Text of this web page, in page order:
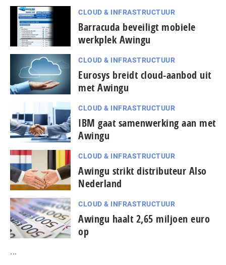
CLOUD & INFRASTRUCTUUR
Barracuda beveiligt mobiele
werkplek Awingu
CLOUD & INFRASTRUCTUUR
Eurosys breidt cloud-aanbod uit
met Awingu
CLOUD & INFRASTRUCTUUR
IBM gaat samenwerking aan met
Awingu
CLOUD & INFRASTRUCTUUR
Awingu strikt distributeur Also
Nederland
CLOUD & INFRASTRUCTUUR
Awingu haalt 2,65 miljoen euro
op
...